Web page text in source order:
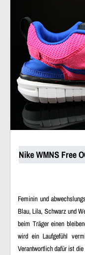
Nike WMNS Free
Feminin und
Blau, Lila, Schwarz und
beim Träger einen
wird ein Laufgefühl
Verantwortlich dafür ist